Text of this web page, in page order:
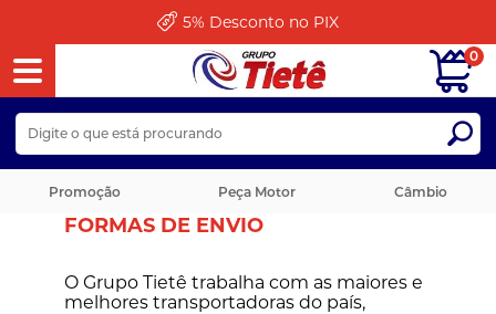
5% Desconto no PIX
Promoção Peça Motor Câmbio
0
FORMAS DE ENVIO
O Grupo Tietê trabalha com as maiores e
melhores transportadoras do país,